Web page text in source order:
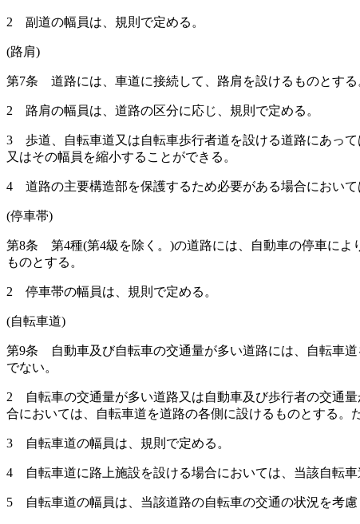
2 副道の幅員は、規則で定める。
(路肩)
第7条 道路には、車道に接続して、路肩を設けるものとする
2 路肩の幅員は、道路の区分に応じ、規則で定める。
3
歩道、自転車道又は自転車歩行者道を設ける道路にあっ
又はその幅員を縮小することができる。
4 道路の主要構造部を保護するため必要がある場合におい
(停車帯)
第8条 第4種(第4級を除く。)の道路には、自動車の停車によ
ものとする。
2 停車帯の幅員は、規則で定める。
(自転車道)
第9条 自動車及び自転車の交通量が多い道路には、自転車
でない。
2 自転車の交通量が多い道路又は自動車及び歩行者の交通
合においては、自転車道を道路の各側に設けるものとする。
3 自転車道の幅員は、規則で定める。
4 自転車道に路上施設を設ける場合においては、当該自転
5 自転車道の幅員は、当該道路の自転車の交通の状況を考慮